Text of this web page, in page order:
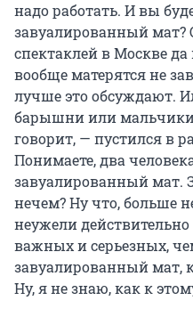
надо работать. И вы
завуалированный мат?
спектаклей в Москве да
вообще матерятся не
лучше это обсуждают.
барышни или
говорит, — пустился в
Понимаете, два
завуалированный мат.
нечем? Ну что, больше
неужели действительно
важных и серьезных,
завуалированный мат,
Ну, я не знаю, как к